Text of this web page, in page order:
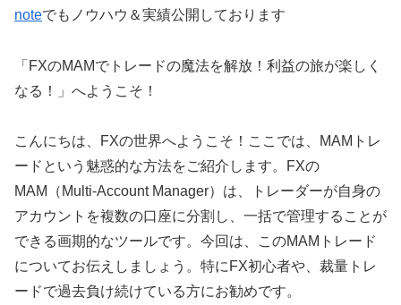
noteでもノウハウ＆実績公開しております
「FXのMAMでトレードの魔法を解放！利益の旅が楽しく
なる！」へようこそ！
こんにちは、FXの世界へようこそ！ここでは、MAMトレ
ードという魅惑的な方法をご紹介します。FXの
MAM（Multi-Account Manager）は、トレーダーが自身の
アカウントを複数の口座に分割し、一括で管理することが
できる画期的なツールです。今回は、このMAMトレード
についてお伝えしましょう。特にFX初心者や、裁量トレ
ードで過去負け続けている方にお勧めです。